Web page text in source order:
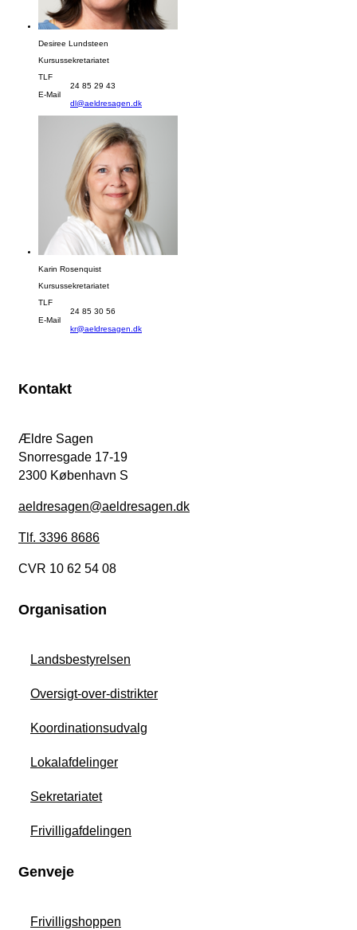
Desiree Lundsteen
Kursussekretariatet
TLF
24 85 29 43
E-Mail
dl@aeldresagen.dk
Karin Rosenquist
Kursussekretariatet
TLF
24 85 30 56
E-Mail
kr@aeldresagen.dk
Kontakt
Ældre Sagen
Snorresgade 17-19
2300 København S
aeldresagen@aeldresagen.dk
Tlf. 3396 8686
CVR 10 62 54 08
Organisation
Landsbestyrelsen
Oversigt-over-distrikter
Koordinationsudvalg
Lokalafdelinger
Sekretariatet
Frivilligafdelingen
Genveje
Frivilligshoppen